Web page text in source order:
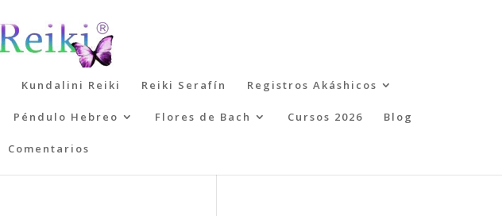
Kundalini Reiki Reiki Serafín Registros Akáshicos
Péndulo Hebreo Flores de Bach Cursos 2026 Blog
Comentarios